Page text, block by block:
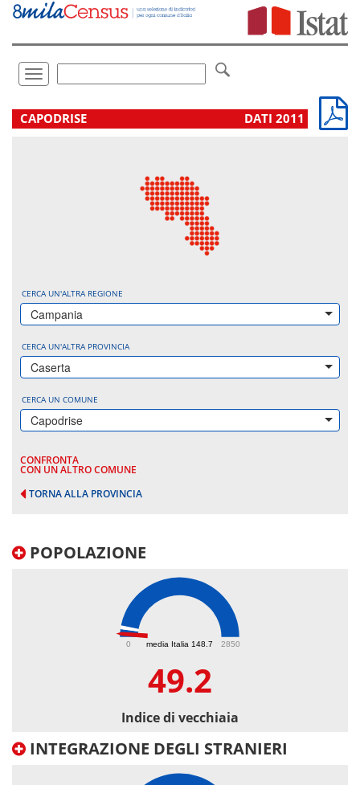
Vai
direttamente
Toggle
navigation
.
CAPODRISE DATI 2011
CERCA UN'ALTRA REGIONE
Campania
CERCA UN'ALTRA PROVINCIA
Caserta
CERCA UN COMUNE
Capodrise
CONFRONTA
CON UN ALTRO COMUNE
TORNA ALLA PROVINCIA
POPOLAZIONE
media Italia 148.7
0 2850
49.2
Indice di vecchiaia
INTEGRAZIONE DEGLI STRANIERI